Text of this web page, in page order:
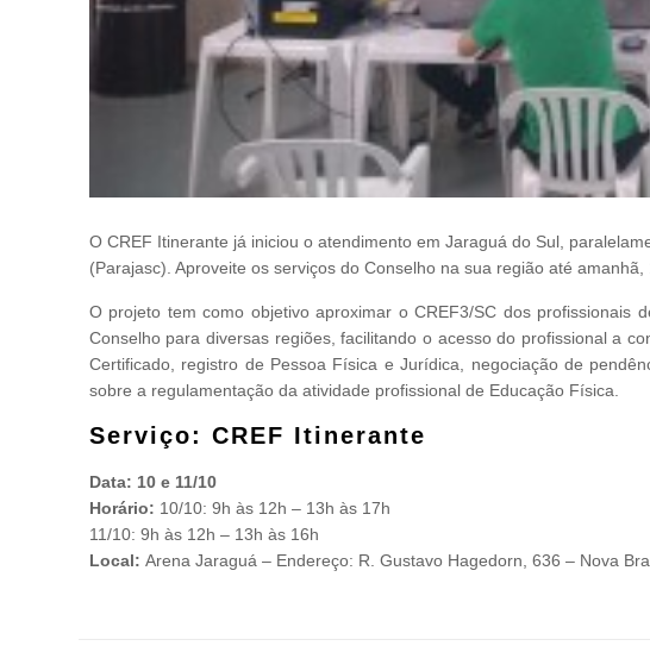
O CREF Itinerante já iniciou o atendimento em Jaraguá do Sul,
(Parajasc). Aproveite os serviços do Conselho na sua região até amanhã,
O projeto tem como objetivo aproximar o CREF3/SC dos profissionais
Conselho para diversas regiões, facilitando o acesso do profissional a
Certificado, registro de Pessoa Física e Jurídica, negociação de
sobre a regulamentação da atividade profissional de Educação Física.
Serviço: CREF Itinerante
Data: 10 e 11/10
Horário: 10/10: 9h às 12h – 13h às 17h
11/10: 9h às 12h – 13h às 16h
Local: Arena Jaraguá – Endereço: R. Gustavo Hagedorn, 636 – Nova